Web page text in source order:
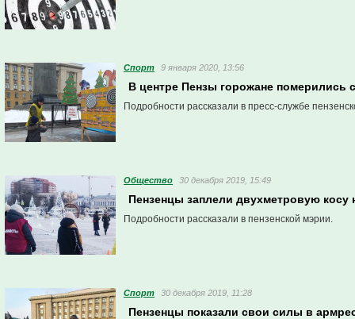
Спорт 9 января 2020, 13:56
В центре Пензы горожане померились
Подробности рассказали в пресс-службе
Общество 30 декабря 2019, 15:49
Пензенцы заплели двухметровую косу
Подробности рассказали в пензенской мэрии.
Спорт 30 декабря 2019, 11:28
Пензенцы показали свои силы в